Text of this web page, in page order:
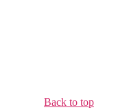
Back to top